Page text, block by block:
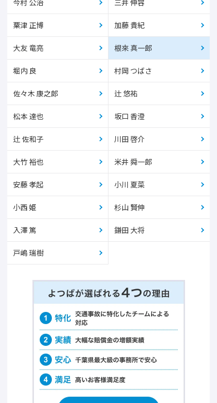
今村 公治 三井 伸容
粟津 正博 加藤 貴紀
大友 竜亮 根來 真一郎
堀内 良 村岡 つばさ
佐々木 康之郎 辻 悠祐
松本 達也 坂口 香澄
辻 佐和子 川田 啓介
大竹 裕也 米井 舜一郎
安藤 孝起 小川 夏菜
小西 姫 杉山 賢伸
入澤 篤 鎌田 大将
戸嶋 瑞樹